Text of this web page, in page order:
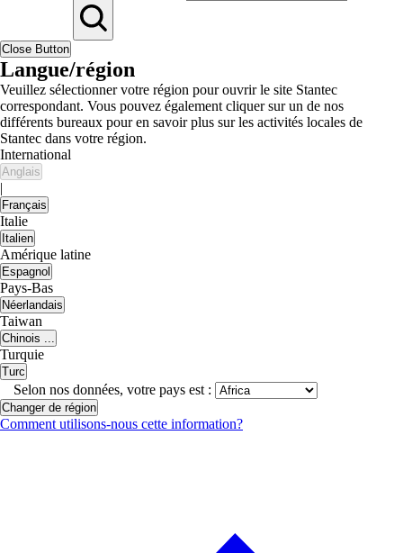
Close Button
Langue/région
Veuillez sélectionner votre région pour ouvrir le site Stantec
correspondant. Vous pouvez également cliquer sur un de nos
différents bureaux pour en savoir plus sur les activités locales de
Stantec dans votre région.
International
Anglais
|
Français
Italie
Italien
Amérique latine
Espagnol
Pays-Bas
Néerlandais
Taiwan
Chinois ...
Turquie
Turc
Selon nos données, votre pays est :
Changer de région
Comment utilisons-nous cette information?